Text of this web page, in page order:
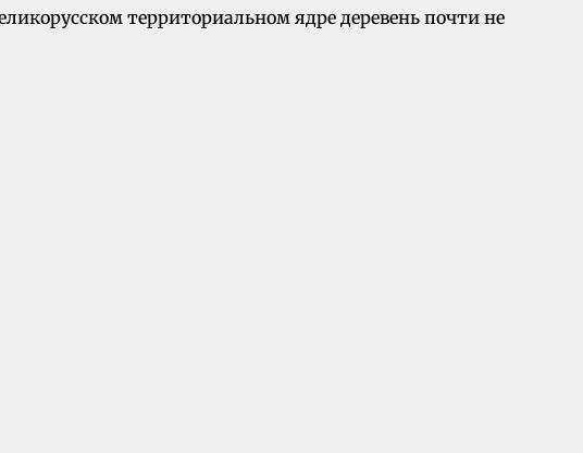
территориальном ядре деревень почти не